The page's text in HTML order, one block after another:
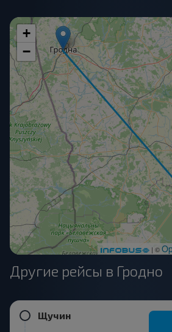
+
−
| ©
Другие рейсы в Гродно
Щучин